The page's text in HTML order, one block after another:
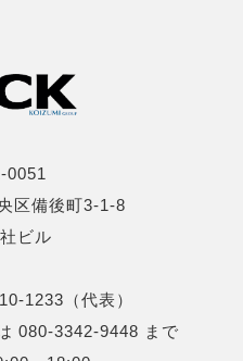
0051
区備後町3-1-8
ビル
1233（代表）
080-3342-9448 まで